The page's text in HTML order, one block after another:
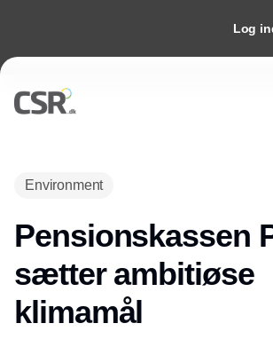
Log
Environment
Pensionskassen
sætter ambitiøse
klimamål